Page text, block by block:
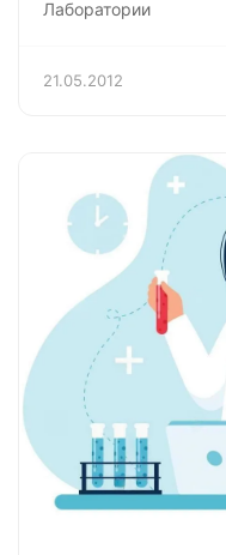
Лаборатории
21.05.2012